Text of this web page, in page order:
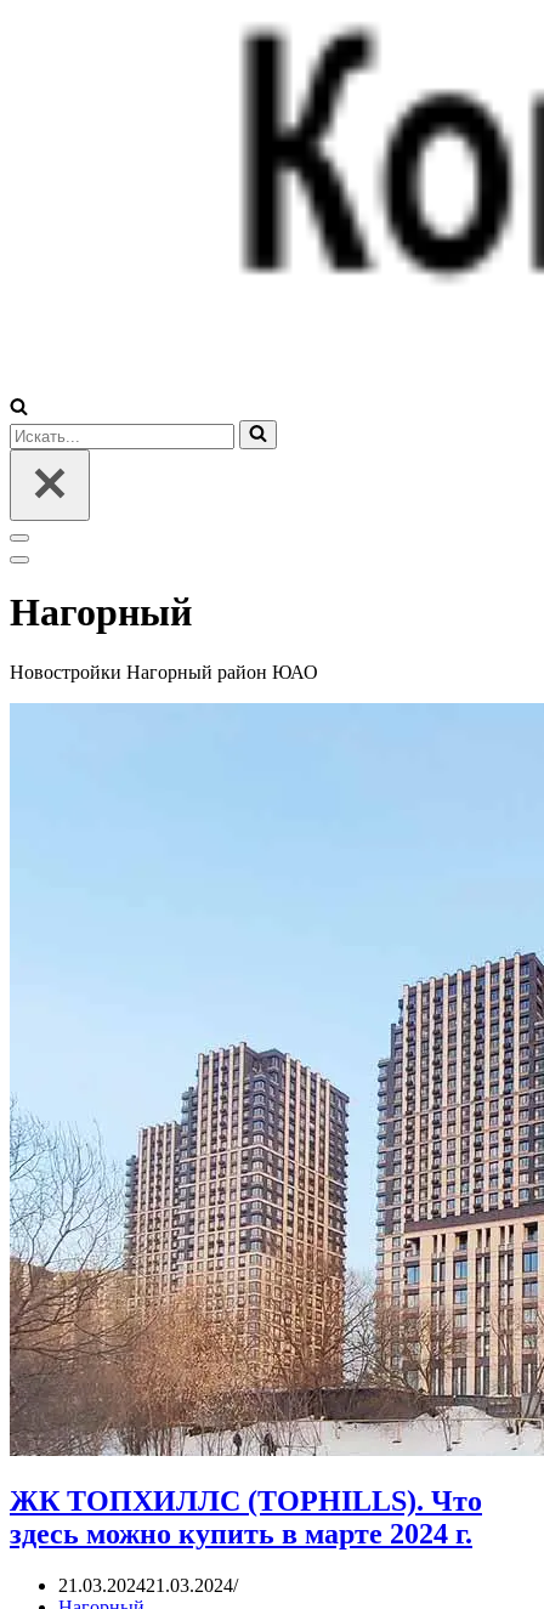
Искать...
Меню
навигации
Меню
Нагорный
Новостройки Нагорный район ЮАО
ЖК ТОПХИЛЛС (TOPHILLS). Что
здесь можно купить в марте 2024 г.
21.03.202421.03.2024